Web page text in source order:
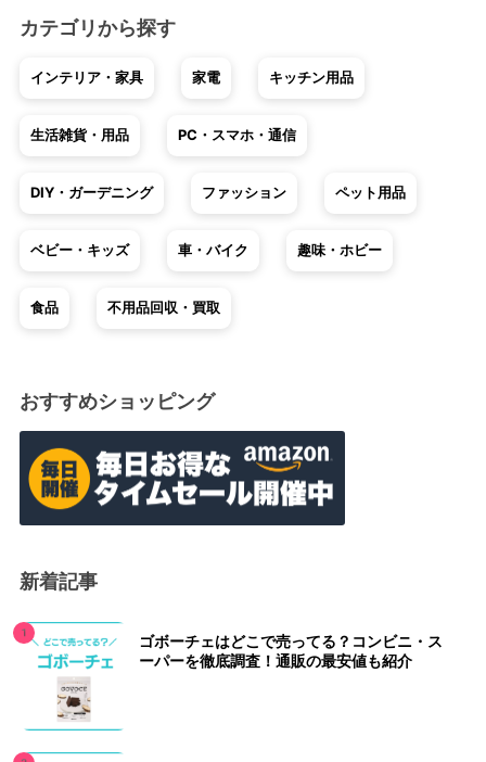
カテゴリから探す
インテリア・家具 家電 キッチン用品
生活雑貨・用品 PC・スマホ・通信
DIY・ガーデニング ファッション ペット用品
ベビー・キッズ 車・バイク 趣味・ホビー
食品 不用品回収・買取
おすすめショッピング
新着記事
ゴボーチェはどこで売ってる？コンビニ・ス
ーパーを徹底調査！通販の最安値も紹介